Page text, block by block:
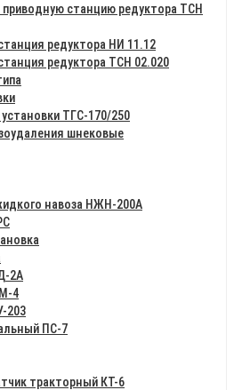
приводную станцию редуктора ТСН
редуктора НИ 11.12
редуктора ТСН 02.020
ТГС-170/250
шнековые
навоза НЖН-200А
2А
4
203
ПС-7
тракторный КТ-6